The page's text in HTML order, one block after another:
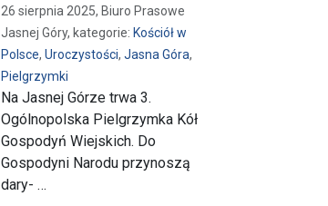
26 sierpnia 2025, Biuro Prasowe
Jasnej Góry, kategorie: Kościół w
Polsce, Uroczystości, Jasna Góra,
Pielgrzymki
Na Jasnej Górze trwa 3.
Ogólnopolska Pielgrzymka Kół
Gospodyń Wiejskich. Do
Gospodyni Narodu przynoszą
dary- …